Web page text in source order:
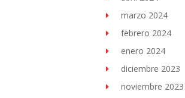
marzo 2024
febrero 2024
enero 2024
diciembre 2023
noviembre 2023